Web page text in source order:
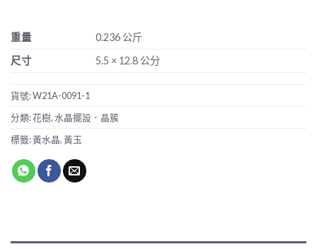
重量
0.236 公斤
尺寸
5.5 × 12.8 公分
貨號:W21A-0091-1
分類:花樹, 水晶擺設．晶簇
標籤:黃水晶,黃玉